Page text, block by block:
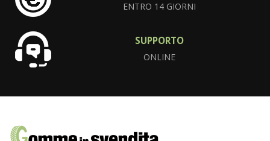
ENTRO 14 GIORNI
SUPPORTO
ONLINE